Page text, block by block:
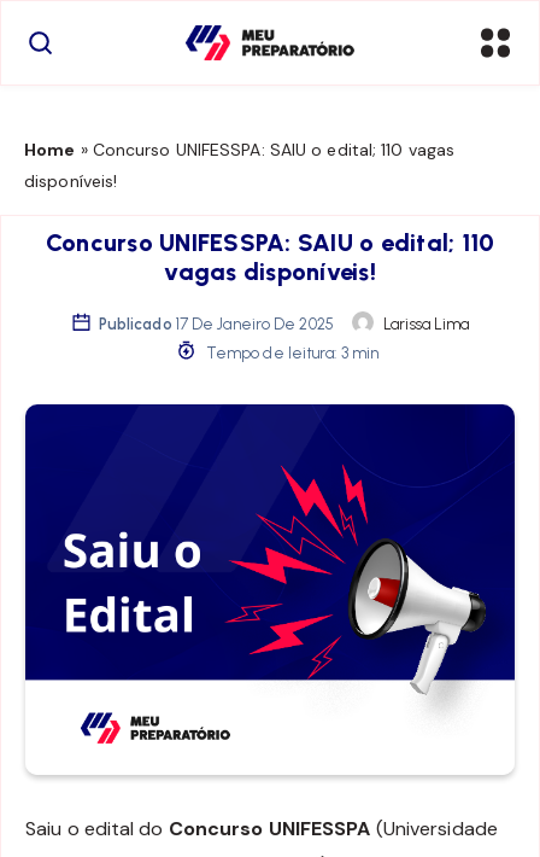
Home » Concurso UNIFESSPA: SAIU o edital; 110 vagas
disponíveis!
Concurso UNIFESSPA: SAIU o edital; 110
vagas disponíveis!
Publicado 17 De Janeiro De 2025
Larissa Lima
Tempo de leitura: 3 min
Saiu o edital do Concurso UNIFESSPA (Universidade